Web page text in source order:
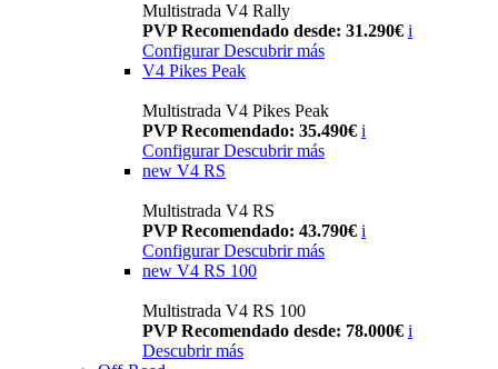
Multistrada V4 Rally
PVP Recomendado desde: 31.290€ i
Configurar Descubrir más
V4 Pikes Peak
Multistrada V4 Pikes Peak
PVP Recomendado: 35.490€ i
Configurar Descubrir más
new V4 RS
Multistrada V4 RS
PVP Recomendado: 43.790€ i
ConfigurarDescubrir más
new V4 RS 100
Multistrada V4 RS 100
PVP Recomendado desde: 78.000€ i
Descubrir más